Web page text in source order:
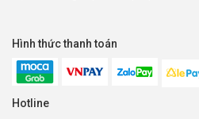
Hình thức thanh toán
Hotline